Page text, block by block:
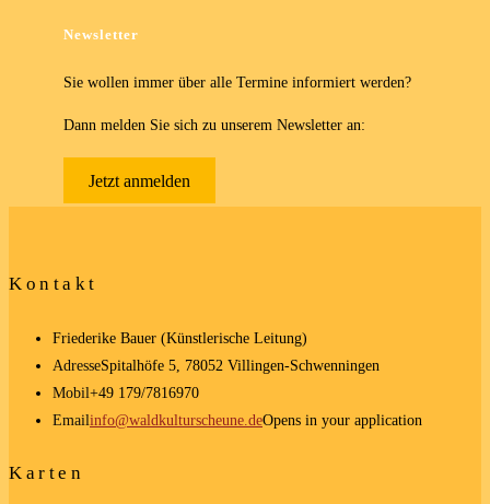
Newsletter
Sie wollen immer über alle Termine informiert werden?
Dann melden Sie sich zu unserem Newsletter an:
Jetzt anmelden
Kontakt
Friederike Bauer (Künstlerische Leitung)
AdresseSpitalhöfe 5, 78052 Villingen-Schwenningen
Mobil+49 179/7816970
Emailinfo@waldkulturscheune.deOpens in your application
Karten